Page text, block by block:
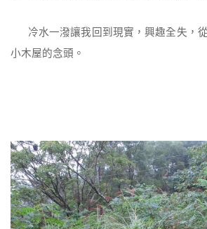
冷水一潑讓我回到現實，興趣全失，
小木屋的念頭。